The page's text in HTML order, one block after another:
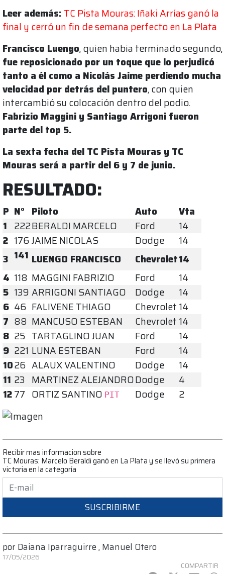
Leer además: TC Pista Mouras: Iñaki Arrías ganó la
final y cerró un fin de semana perfecto en La Plata
Francisco Luengo, quien habia terminado segundo,
fue reposicionado por un toque que lo perjudicó
tanto a él como a Nicolás Jaime perdiendo mucha
velocidad por detrás del puntero, con quien
intercambió su colocación dentro del podio.
Fabrizio Maggini y Santiago Arrigoni fueron
parte del top 5.
La sexta fecha del TC Pista Mouras y TC
Mouras será a partir del 6 y 7 de junio.
RESULTADO:
P N° Piloto Auto
Vta
1 222BERALDI MARCELO Ford
14
2 176JAIME NICOLAS Dodge
14
3 141 LUENGO FRANCISCO Chevrolet14
4 118 MAGGINI FABRIZIO Ford
14
5 139 ARRIGONI SANTIAGO Dodge
14
6 46 FALIVENE THIAGO Chevrolet 14
7 88 MANCUSO ESTEBAN Chevrolet 14
8 25 TARTAGLINO JUAN Ford
14
9 221 LUNA ESTEBAN Ford
14
1026 ALAUX VALENTINO Dodge
14
11 23 MARTINEZ ALEJANDRODodge
4
1277 ORTIZ SANTINO PIT Dodge 2
Recibir mas informacion sobre
TC Mouras: Marcelo Beraldi ganó en La Plata y se llevó su primera
victoria en la categoría
SUSCRIBIRME
por Daiana Iparraguirre, Manuel Otero
17/05/2026
COMPARTIR